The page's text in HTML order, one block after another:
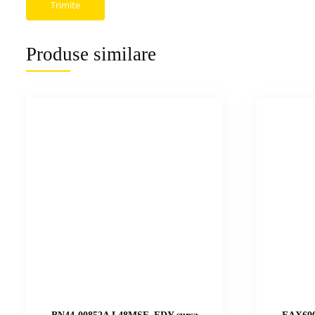
Produse similare